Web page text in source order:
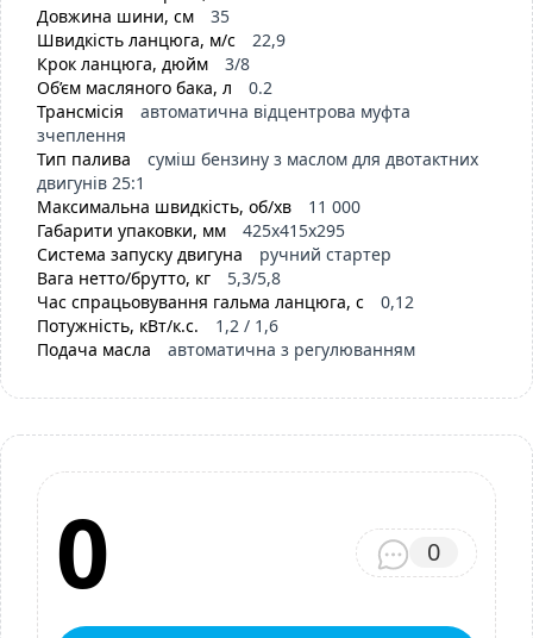
Довжина шини, см
35
Швидкість ланцюга, м/с
22,9
Крок ланцюга, дюйм
3/8
Об’єм масляного бака, л
0.2
Трансмісія
автоматична відцентрова муфта
зчеплення
Тип палива
суміш бензину з маслом для двотактних
двигунів 25:1
Максимальна швидкість, об/хв
11 000
Габарити упаковки, мм
425х415х295
Система запуску двигуна
ручний стартер
Вага нетто/брутто, кг
5,3/5,8
Час спрацьовування гальма ланцюга, с
0,12
Потужність, кВт/к.с.
1,2 / 1,6
Подача масла
автоматична з регулюванням
0 0